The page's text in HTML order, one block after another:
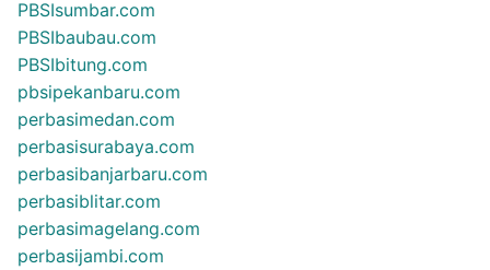
PBSIsumbar.com
PBSIbaubau.com
PBSIbitung.com
pbsipekanbaru.com
perbasimedan.com
perbasisurabaya.com
perbasibanjarbaru.com
perbasiblitar.com
perbasimagelang.com
perbasijambi.com